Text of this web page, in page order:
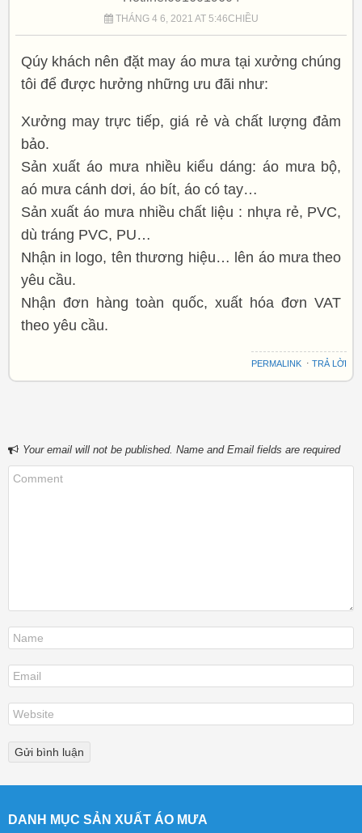
DANH MỤC SẢN XUẤT ÁO MƯA
THÁNG 4 6, 2021 AT 5:46CHIỀU
Qúy khách nên đặt may áo mưa tại xưởng chúng
tôi để được hưởng những ưu đãi như:
Xưởng may trực tiếp, giá rẻ và chất lượng đảm
bảo.
Sản xuất áo mưa nhiều kiểu dáng: áo mưa bộ,
aó mưa cánh dơi, áo bít, áo có tay…
Sản xuất áo mưa nhiều chất liệu : nhựa rẻ, PVC,
dù tráng PVC, PU…
Nhận in logo, tên thương hiệu… lên áo mưa theo
yêu cầu.
Nhận đơn hàng toàn quốc, xuất hóa đơn VAT
theo yêu cầu.
PERMALINK ⋅TRẢ LỜI
Your email will not be published. Name and Email fields are required